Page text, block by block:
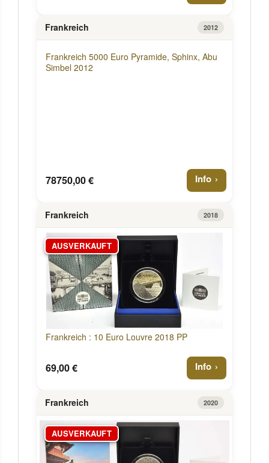
Frankreich 2012
Frankreich 5000 Euro Pyramide, Sphinx, Abu
Simbel 2012
78750,00 € Info
Frankreich 2018
AUSVERKAUFT
Frankreich : 10 Euro Louvre 2018 PP
69,00 € Info
Frankreich 2020
AUSVERKAUFT